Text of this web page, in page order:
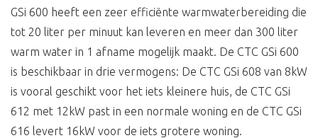
GSi 600 heeft een zeer efficiënte warmwaterbereiding die
tot 20 liter per minuut kan leveren en meer dan 300 liter
warm water in 1 afname mogelijk maakt. De CTC GSi 600
is beschikbaar in drie vermogens: De CTC GSi 608 van 8kW
is vooral geschikt voor het iets kleinere huis, de CTC GSi
612 met 12kW past in een normale woning en de CTC GSi
616 levert 16kW voor de iets grotere woning.